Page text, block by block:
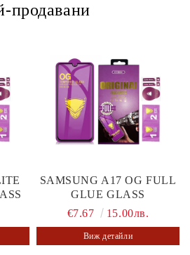
продавани
SAMSUNG A17 OG FULL
GLUE GLASS
€7.67
15.00лв.
Виж детайли